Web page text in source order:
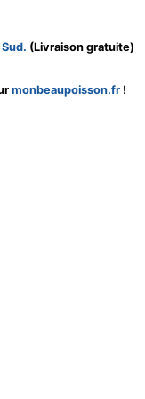
(Livraison gratuite)
monbeaupoisson.fr !